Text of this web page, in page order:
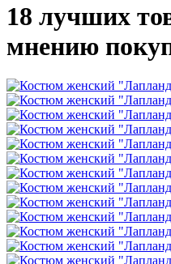
18 лучших
мнению